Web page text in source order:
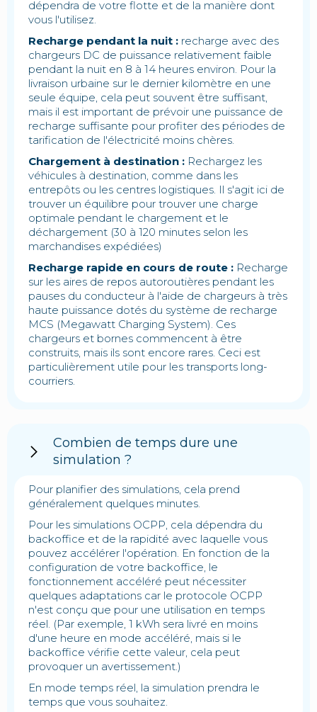
dépendra de votre flotte et de la manière dont
vous l'utilisez.
Recharge pendant la nuit : recharge avec des
chargeurs DC de puissance relativement faible
pendant la nuit en 8 à 14 heures environ. Pour la
livraison urbaine sur le dernier kilomètre en une
seule équipe, cela peut souvent être suffisant,
mais il est important de prévoir une puissance de
recharge suffisante pour profiter des périodes de
tarification de l'électricité moins chères.
Chargement à destination : Rechargez les
véhicules à destination, comme dans les
entrepôts ou les centres logistiques. Il s'agit ici de
trouver un équilibre pour trouver une charge
optimale pendant le chargement et le
déchargement (30 à 120 minutes selon les
marchandises expédiées)
Recharge rapide en cours de route : Recharge
sur les aires de repos autoroutières pendant les
pauses du conducteur à l'aide de chargeurs à très
haute puissance dotés du système de recharge
MCS (Megawatt Charging System). Ces
chargeurs et bornes commencent à être
construits, mais ils sont encore rares. Ceci est
particulièrement utile pour les transports long-
courriers.
Combien de temps dure une
simulation ?
Pour planifier des simulations, cela prend
généralement quelques minutes.
Pour les simulations OCPP, cela dépendra du
backoffice et de la rapidité avec laquelle vous
pouvez accélérer l'opération. En fonction de la
configuration de votre backoffice, le
fonctionnement accéléré peut nécessiter
quelques adaptations car le protocole OCPP
n'est conçu que pour une utilisation en temps
réel. (Par exemple, 1 kWh sera livré en moins
d'une heure en mode accéléré, mais si le
backoffice vérifie cette valeur, cela peut
provoquer un avertissement.)
En mode temps réel, la simulation prendra le
temps que vous souhaitez.